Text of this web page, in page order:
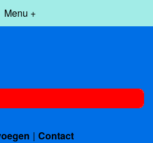
Menu +
Contact